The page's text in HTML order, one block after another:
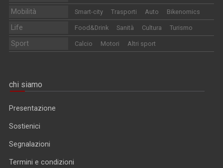
Mobilità Smart-city Trasporti Auto Bikenomics
Life Food&Drink Sanità Cultura Turismo
Sport Calcio Motori Altri sport
chi siamo
Presentazione
Sostienici
Segnalazioni
Termini e condizioni